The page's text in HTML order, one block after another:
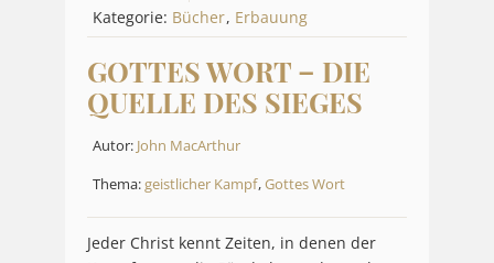
Kategorie: Bücher, Erbauung
GOTTES WORT – DIE
QUELLE DES SIEGES
Autor: John MacArthur
Thema:geistlicher Kampf,Gottes Wort
Jeder Christ kennt Zeiten, in denen der